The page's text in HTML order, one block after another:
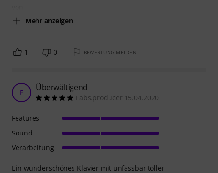
Mehr anzeigen
1 0 BEWERTUNG MELDEN
F Überwältigend
Fabs.producer 15.04.2020
Ein wunderschönes Klavier mit unfassbar toller
Features
Sound
Verarbeitung